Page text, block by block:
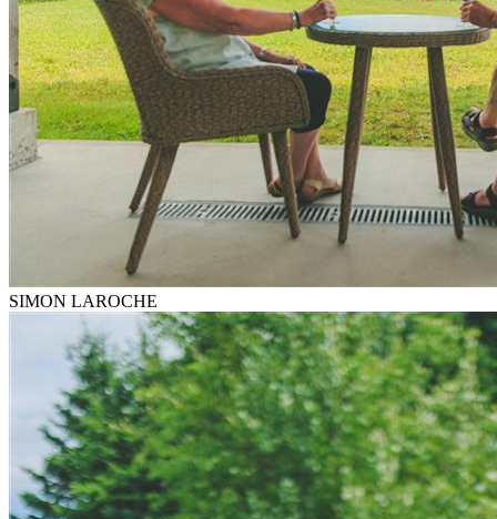
SIMON LAROCHE